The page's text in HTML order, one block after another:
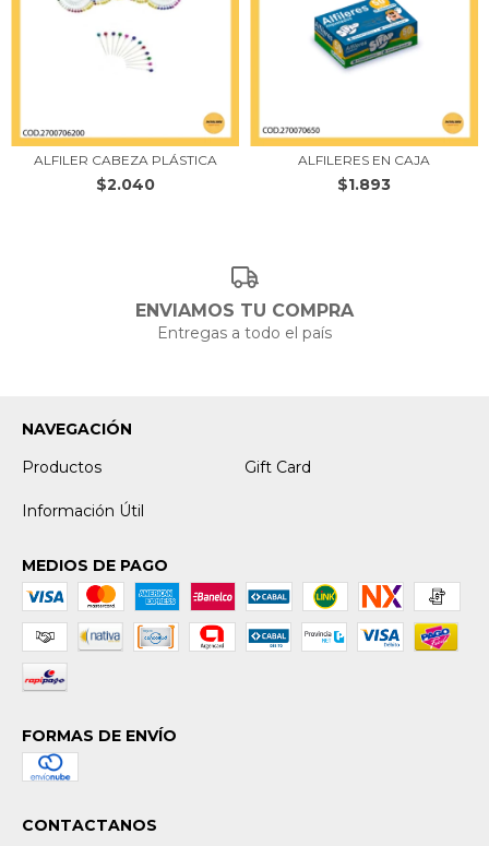
ALFILER CABEZA PLÁSTICA
$2.040
ALFILERES EN CAJA
$1.893
ENVIAMOS TU COMPRA
Entregas a todo el país
NAVEGACIÓN
Productos
Gift Card
Información Útil
MEDIOS DE PAGO
FORMAS DE ENVÍO
CONTACTANOS